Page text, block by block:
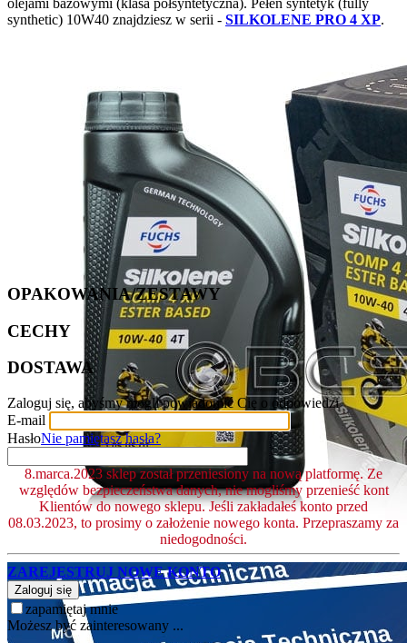
olejami bazowymi (klasa półsyntetyczna). Pełen syntetyk (fully
synthetic) 10W40 znajdziesz w serii - SILKOLENE PRO 4 XP.
OPAKOWANIA/ZESTAWY
CECHY
DOSTAWA
Zaloguj się, abyśmy mogli powiadomić Cię o odpowiedzi
E-mail
HasłoNie pamiętasz hasła?
8.marca.2023 sklep został przeniesiony na nową platformę. Ze
względów bezpieczeństwa danych, nie mogliśmy przenieść kont
Klientów do nowego sklepu. Jeśli zakładałeś konto przed
08.03.2023, to prosimy o założenie nowego konta. Przepraszamy za
niedogodności.
ZAREJESTRUJ NOWE KONTO
Zaloguj się
zapamiętaj mnie
Możesz być zainteresowany ...